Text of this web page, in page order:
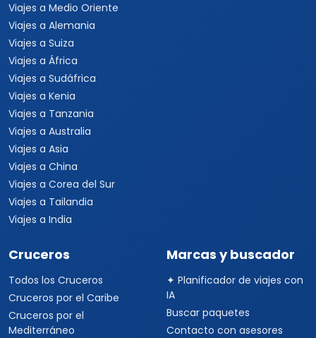
Viajes a Medio Oriente
Viajes a Alemania
Viajes a Suiza
Viajes a África
Viajes a Sudáfrica
Viajes a Kenia
Viajes a Tanzania
Viajes a Australia
Viajes a Asia
Viajes a China
Viajes a Corea del Sur
Viajes a Tailandia
Viajes a India
Cruceros
Todos los Cruceros
Cruceros por el Caribe
Cruceros por el
Mediterráneo
Marcas y buscador
✦ Planificador de viajes con
IA
Buscar paquetes
Contacto con asesores